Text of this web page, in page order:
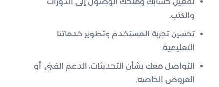
والكتب.
تحسين تجربة المستخدم وتطوير خدماتنا
التعليمية.
التواصل معك بشأن التحديثات، الدعم الفني، أو
العروض الخاصة.